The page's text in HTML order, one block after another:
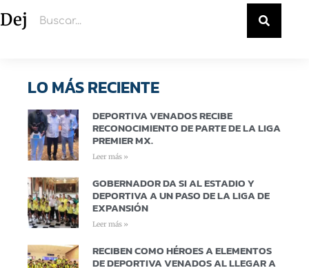
Deja un comentario
LO MÁS RECIENTE
DEPORTIVA VENADOS RECIBE
RECONOCIMIENTO DE PARTE DE LA LIGA
PREMIER MX.
Leer más »
GOBERNADOR DA SI AL ESTADIO Y
DEPORTIVA A UN PASO DE LA LIGA DE
EXPANSIÓN
Leer más »
RECIBEN COMO HÉROES A ELEMENTOS
DE DEPORTIVA VENADOS AL LLEGAR A